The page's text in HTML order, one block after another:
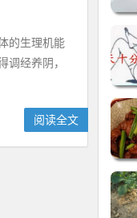
的生理机能
调经养阴，
阅读全文